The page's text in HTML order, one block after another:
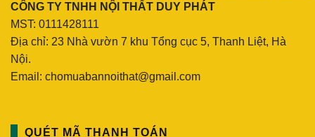
CÔNG TY TNHH NỘI THẤT DUY PHÁT
MST: 0111428111
Địa chỉ: 23 Nhà vườn 7 khu Tổng cục 5, Thanh Liệt, Hà
Nội.
Email: chomuabannoithat@gmail.com
QUÉT MÃ THANH TOÁN